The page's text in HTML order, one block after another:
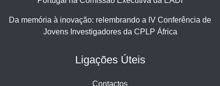
Da memória à inovação: relembrando a IV Conferência de
Jovens Investigadores da CPLP África
Ligações Úteis
Contactos